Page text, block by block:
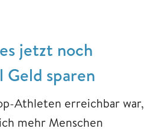
jetzt noch
Geld sparen
Athleten erreichbar war,
mehr Menschen